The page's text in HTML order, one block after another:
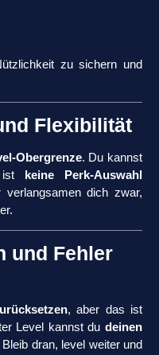
zu sichern und
Flexibilität
Obergrenze. Du kannst
ist
keine Perk-Auswahl
verlangsamen dich zwar,
und Fehler
, aber das ist
Level kannst du deinen
Bleib dran, level weiter und